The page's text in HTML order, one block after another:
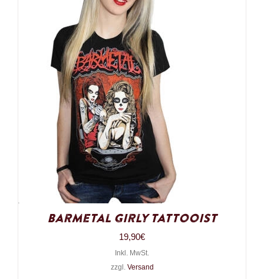
Barmetal Girly Tattooist
19,90€
Inkl. MwSt.
zzgl. Versand